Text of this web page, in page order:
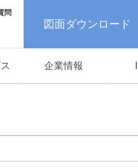
問
図面ダウンロード
企業情報